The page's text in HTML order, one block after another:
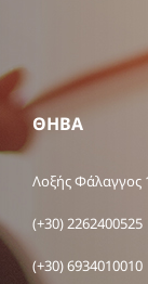
ΘΗΒΑ
Λοξής Φάλαγγος
(+30) 2262400525
(+30) 6934010010